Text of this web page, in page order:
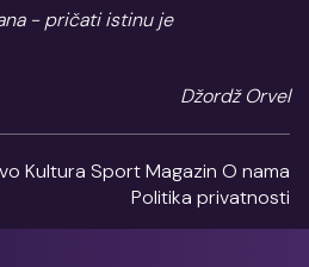
- pričati istinu je
Džordž Orvel
Kultura SportMagazin O nama
Politika privatnosti